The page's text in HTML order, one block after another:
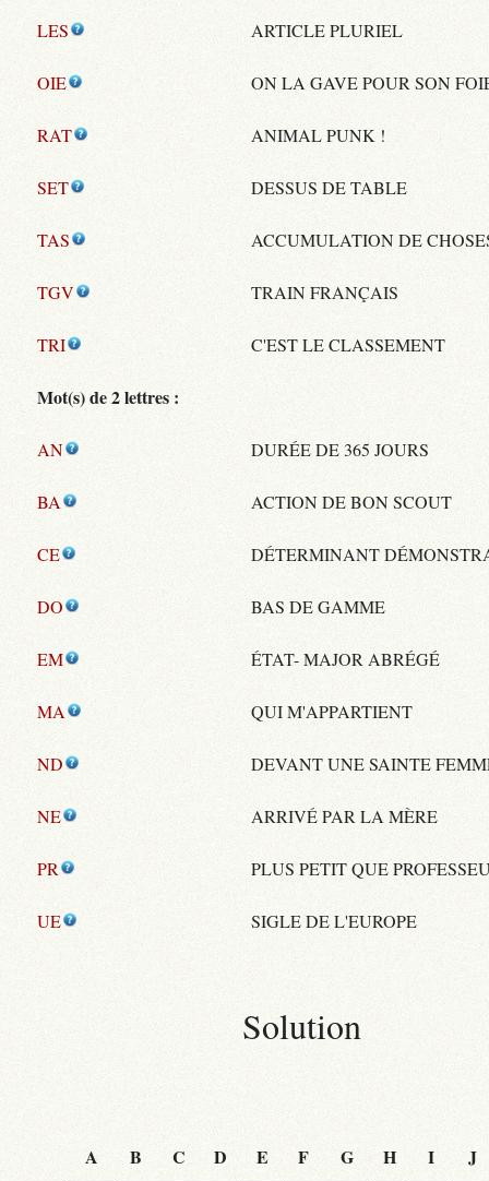
LES ARTICLE PLURIEL
OIE ON LA GAVE POUR SON
RAT ANIMAL PUNK !
SET DESSUS DE TABLE
TAS ACCUMULATION DE
TGV TRAIN FRANÇAIS
TRI C'EST LE CLASSEMENT
Mot(s) de 2 lettres :
AN DURÉE DE 365 JOURS
BA ACTION DE BON SCOUT
CE DÉTERMINANT
DO BAS DE GAMME
EM ÉTAT- MAJOR ABRÉGÉ
MA QUI M'APPARTIENT
ND DEVANT UNE SAINTE
NE ARRIVÉ PAR LA MÈRE
PR PLUS PETIT QUE
UE SIGLE DE L'EUROPE
Solution
A B C D E F G H I J